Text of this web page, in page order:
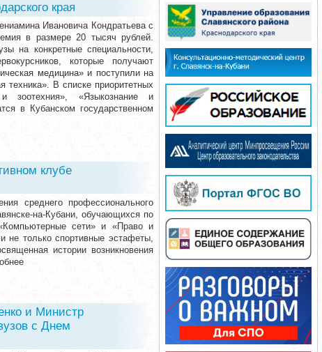
края
Ивановича Кондратьева с
в размере 20 тысяч рублей.
на конкретные специальности,
которые получают
медицина» и поступили на
В списке приоритетных
зоотехния», «Языкознание и
в Кубанском государственном
клубе
среднего профессионального
на-Кубани, обучающихся по
сети» и «Право и
не только спортивные эстафеты,
истории возникновения
и Министр
с Днем